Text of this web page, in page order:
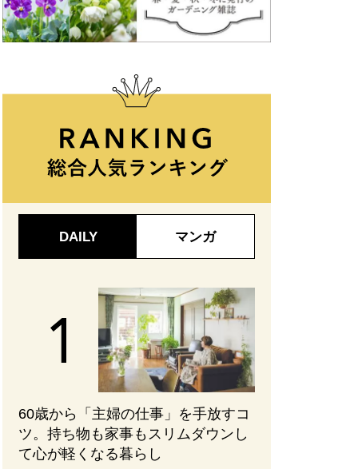
DAILY マンガ
60歳から「主婦の仕事」を手放すコ
ツ。持ち物も家事もスリムダウンし
て心が軽くなる暮らし